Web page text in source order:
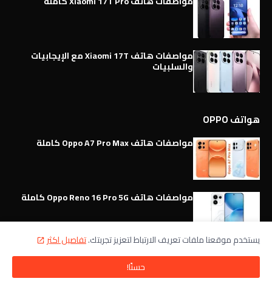
مواصفات هاتف Xiaomi 17T مع الإيجابيات
والسلبيات
هواتف OPPO
مواصفات هاتف Oppo A7 Pro Max كاملة
مواصفات هاتف Oppo Reno 16 Pro 5G كاملة
يستخدم موقعنا ملفات تعريف الارتباط لتعزيز تجربتك.تفاصيل اكثر
حسنًا!